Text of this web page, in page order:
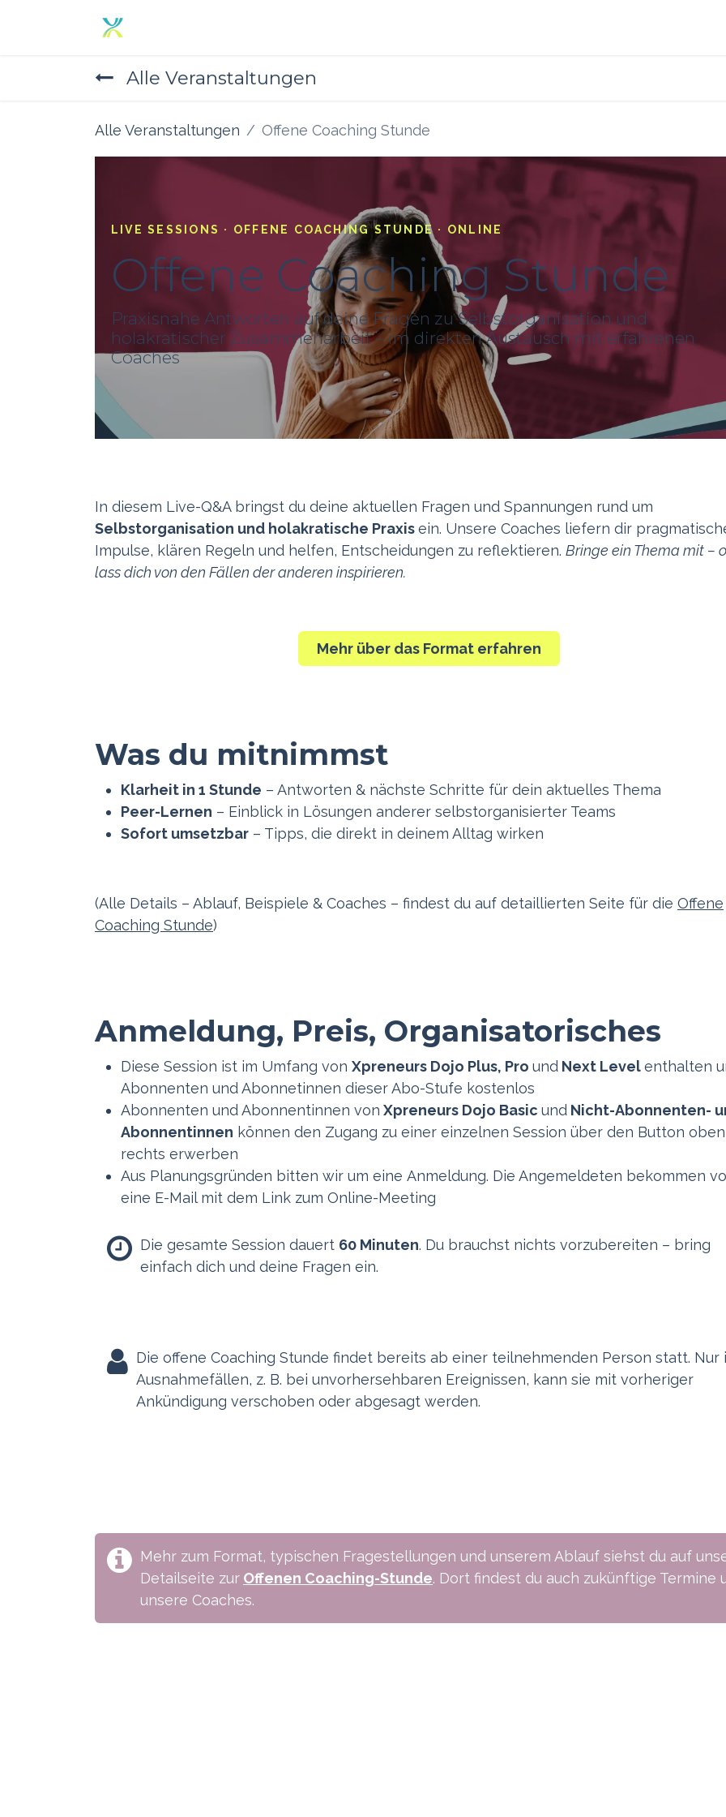
Alle Veranstaltungen
Alle Veranstaltungen Offene Coaching Stunde
LIVE SESSIONS · OFFENE COACHING STUNDE · ONLINE
Offene Coaching Stunde
Praxisnahe Antworten auf deine Fragen zu Selbstorganisation und
holakratischer Zusammenarbeit – im direkten Austausch mit erfahrenen
Coaches
In diesem Live-Q&A bringst du deine aktuellen Fragen und Spannungen rund um
Selbstorganisation und holakratische Praxisein. Unsere Coaches liefern dir
Impulse, klären Regeln und helfen, Entscheidungen zu reflektieren. Bringe ein Thema mit –
lass dich von den Fällen der anderen inspirieren.
Mehr über das Format erfahren
Was du mitnimmst
Klarheit in 1 Stunde – Antworten & nächste Schritte für dein aktuelles Thema
Peer-Lernen – Einblick in Lösungen anderer selbstorganisierter Teams
Sofort umsetzbar – Tipps, die direkt in deinem Alltag wirken
(Alle Details – Ablauf, Beispiele & Coaches – findest du auf detaillierten Seite für die Offene
Coaching Stunde)
Anmeldung, Preis, Organisatorisches
Diese Session ist im Umfang von Xpreneurs Dojo Plus, Pro und Next Levelenthalten
Abonnenten und Abonnetinnen dieser Abo-Stufe kostenlos
Abonnenten und Abonnentinnen von Xpreneurs Dojo Basic und Nicht-Abonnenten-
Abonnentinnen können den Zugang zu einer einzelnen Session über den Button oben
rechts erwerben
Aus Planungsgründen bitten wir um eine Anmeldung. Die Angemeldeten bekommen
eine E-Mail mit dem Link zum Online-Meeting
Die gesamte Session dauert 60 Minuten. Du brauchst nichts vorzubereiten – bring
einfach dich und deine Fragen ein.
Die offene Coaching Stunde findet bereits ab einer teilnehmenden Person statt. Nur
Ausnahmefällen, z. B. bei unvorhersehbaren Ereignissen, kann sie mit vorheriger
Ankündigung verschoben oder abgesagt werden.
Mehr zum Format, typischen Fragestellungen und unserem Ablauf siehst du auf
Detailseite zur Offenen Coaching-Stunde. Dort findest du auch zukünftige Termine
unsere Coaches.